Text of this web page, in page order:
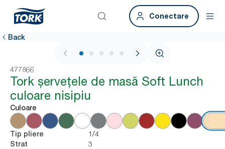
Conectare
Back
1 / 5
477866
Tork șervețele de masă Soft Lunch
culoare nisipiu
Culoare
Tip pliere 1/4
Strat 3